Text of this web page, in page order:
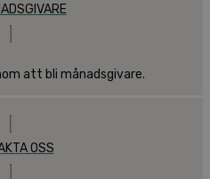
att bli månadsgivare.
OSS